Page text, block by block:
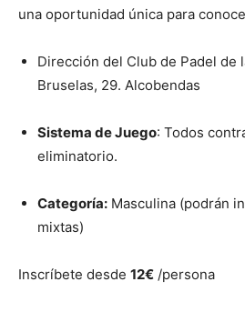
una oportunidad única para
Dirección del Club de Padel de
Bruselas, 29. Alcobendas
Sistema de Juego: Todos
eliminatorio.
Categoría: Masculina (podrán
mixtas)
Inscríbete desde 12€ /persona